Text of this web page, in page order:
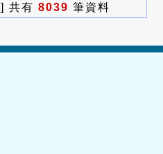
] 共有 8039 筆資料